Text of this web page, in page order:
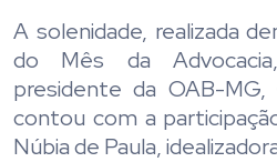
A solenidade, realizada
do Mês da
presidente da OAB-
contou com a
Núbia de Paula,